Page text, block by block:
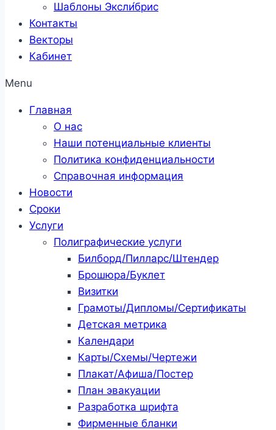
Шаблоны Эксли́брис
Контакты
Векторы
Кабинет
Menu
Главная
О нас
Наши потенциальные клиенты
Политика конфиденциальности
Справочная информация
Новости
Сроки
Услуги
Полиграфические услуги
Билборд/Пилларс/Штендер
Брошюра/Буклет
Визитки
Грамоты/Дипломы/Сертификаты
Детская метрика
Календари
Карты/Схемы/Чертежи
Плакат/Афиша/Постер
План эвакуации
Разработка шрифта
Фирменные бланки